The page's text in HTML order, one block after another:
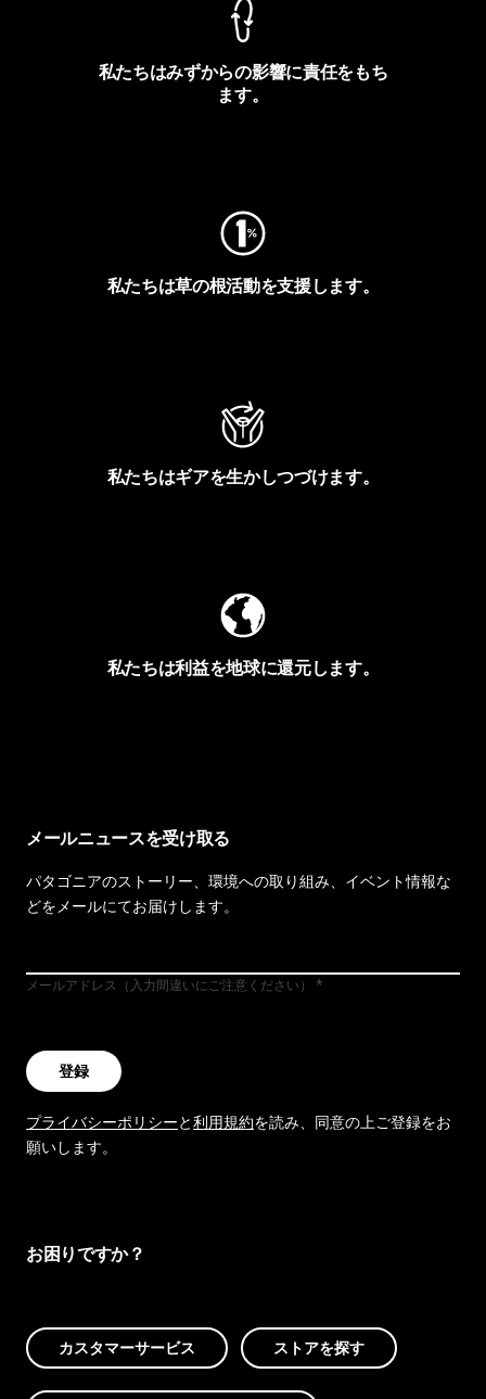
私たちはみずからの影響に責任をもち
ます。
私たちは草の根活動を支援します。
私たちはギアを生かしつづけます。
私たちは利益を地球に還元します。
メールニュースを受け取る
パタゴニアのストーリー、環境への取り組み、イベント情報な
どをメールにてお届けします。
メールアドレス（入力間違いにご注意ください）
登録
プライバシーポリシーと利用規約を読み、同意の上ご登録をお
願いします。
お困りですか？
カスタマーサービス ストアを探す